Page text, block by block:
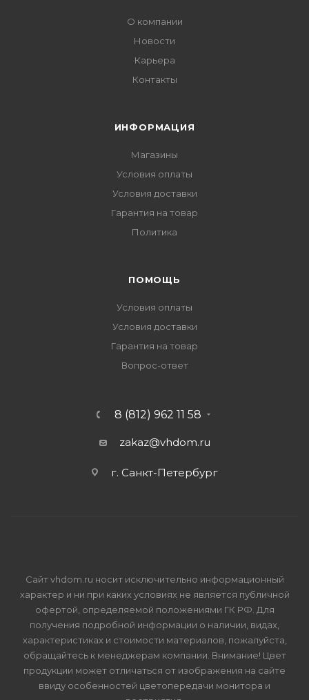
О компании
Новости
Карьера
Контакты
ИНФОРМАЦИЯ
Магазины
Условия оплаты
Условия доставки
Гарантия на товар
Политика
ПОМОЩЬ
Условия оплаты
Условия доставки
Гарантия на товар
Вопрос-ответ
8 (812) 962 11 58
zakaz@vhdom.ru
г. Санкт-Петербург
Сайт vhdom.ru носит исключительно информационный
характер и ни при каких условиях не является публичной
офертой, определяемой положениями ГК РФ. Для
получения подробной информации о наличии, видах,
характеристиках и стоимости материалов, пожалуйста,
обращайтесь к менеджерам компании. Внимание! Цвет
продукции может отличаться от изображения на сайте
ввиду особенностей цветопередачи монитора и